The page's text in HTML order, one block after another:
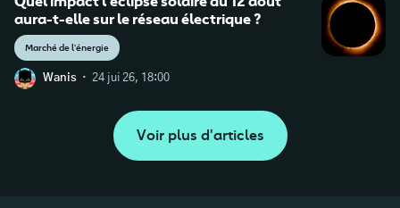
IFPEN | Tout savoir sur le gaz naturel
aura-t-elle sur le réseau électrique ?
Marché de l'énergie
Wanis · 24 jui 26, 18:00
Voir plus d'articles